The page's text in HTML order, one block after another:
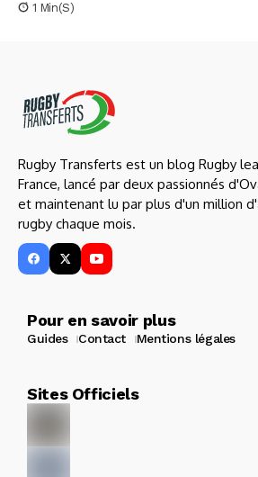
1 Min(s)
Rugby Transferts est un blog Rugby
France, lancé par deux passionnés
et maintenant lu par plus d'un million
rugby chaque mois.
Pour en savoir plus
Guides Contact Mentions légales
Sites Officiels